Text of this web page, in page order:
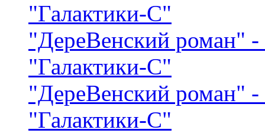
"Галактики-С"
"ДереВенский роман"
"Галактики-С"
"ДереВенский роман"
"Галактики-С"